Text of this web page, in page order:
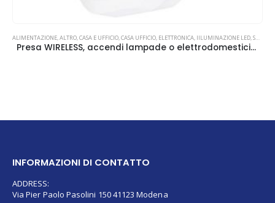
ALIMENTAZIONE,ALTRO,CASA E UFFICIO,CASA UFFICIO, ELETTRONICA, IILUMINAZIONE LED,SMART HOME
Presa WIRELESS, accendi lampade o elettrodomestici da smartphone o con la tua voce
INFORMAZIONI DI CONTATTO
ADDRESS:
Via Pier Paolo Pasolini 150 41123 Modena